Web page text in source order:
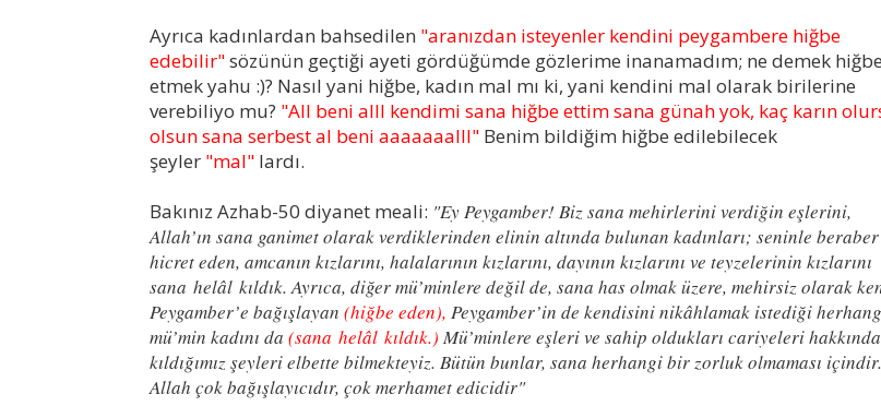
Ayrıca kadınlardan bahsedilen "aranızdan isteyenler kendini peygambere hiğbe
edebilir"sözünün geçtiği ayeti gördüğümde gözlerime inanamadım; ne demek hiğbe
etmek yahu :)? Nasıl yani hiğbe, kadın mal mı ki, yani kendini mal olarak birilerine
verebiliyo mu? "All beni alll kendimi sana hiğbe ettim sana günah yok, kaç karın
olsun sana serbest al beni aaaaaaalll" Benim bildiğim hiğbe edilebilecek
şeyler "mal" lardı.
Bakınız Azhab-50 diyanet meali: "Ey Peygamber! Biz sana mehirlerini verdiğin eşlerini,
Allah’ın sana ganimet olarak verdiklerinden elinin altında bulunan kadınları; seninle beraber
hicret eden, amcanın kızlarını, halalarının kızlarını, dayının kızlarını ve teyzelerinin kızlarını
sana helâl kıldık. Ayrıca, diğer mü’minlere değil de, sana has olmak üzere, mehirsiz olarak
Peygamber’e bağışlayan (hiğbe eden), Peygamber’in de kendisini nikâhlamak istediği
mü’min kadını da (sana helâl kıldık.) Mü’minlere eşleri ve sahip oldukları cariyeleri
kıldığımız şeyleri elbette bilmekteyiz. Bütün bunlar, sana herhangi bir zorluk olmaması içindir.
Allah çok bağışlayıcıdır, çok merhamet edicidir"